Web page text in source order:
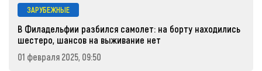
ЗАРУБЕЖНЫЕ
В Филадельфии разбился самолет: на борту находились
шестеро, шансов на выживание нет
01 февраля 2025, 09:50